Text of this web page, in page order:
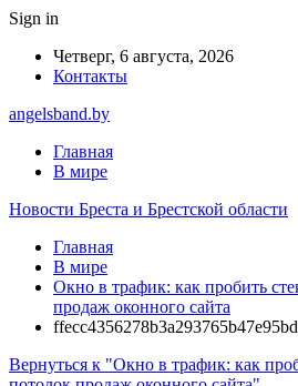
Sign in
Четверг, 6 августа, 2026
Контакты
angelsband.by
Главная
В мире
Новости Бреста и Брестской области
Главная
В мире
Окно в трафик: как пробить
продаж оконного сайта
Вернуться к "Окно в трафик: как